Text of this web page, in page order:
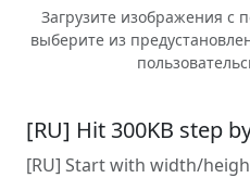
Загрузите изображения с
выберите из
[RU] Hit 300KB step
[RU] Start with width/